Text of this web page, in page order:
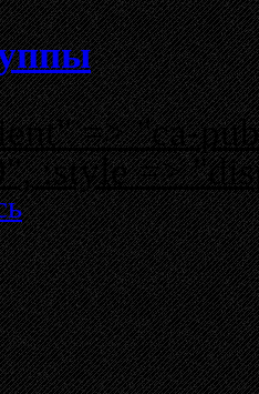
=> "ca-
:style =>